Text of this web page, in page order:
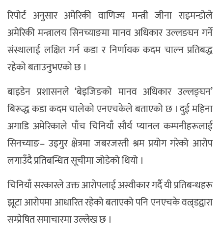
रिपोर्ट अनुसार अमेरिकी वाणिज्य मन्त्री जीना राइमन्डोले
अमेरिकी मन्त्रालय सिनच्याङमा मानव अधिकार उल्लङघन गर्ने
संस्थालाई लक्षित गर्न कडा र निर्णायक कदम चाल्न प्रतिबद्ध
रहेको बताउनुभएको छ ।
बाइडेन प्रशासनले ‘बेइजिङको मानव अधिकार उल्लङ्घन’
बिरूद्ध कडा कदम चालेको एनएचकेले बताएको छ । दुई महिना
अगाडि अमेरिकाले पाँच चिनियाँ सौर्य प्यानल कम्पनीहरूलाई
सिनच्याङ– उइगुर क्षेत्रमा जबरजस्ती श्रम प्रयोग गरेको आरोप
लगाउँदै प्रतिबन्धित सूचीमा जोडेको थियो ।
चिनियाँ सरकारले उक्त आरोपलाई अस्वीकार गर्दै यी प्रतिबन्धहरू
झूटा आरोपमा आधारित रहेको बताएको पनि एनएचके वल्र्डद्वारा
सम्प्रेषित समाचारमा उल्लेख छ ।